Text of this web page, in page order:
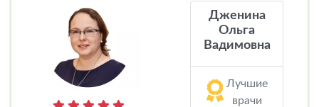
Дженина
Ольга
Вадимовна
Лучшие
врачи